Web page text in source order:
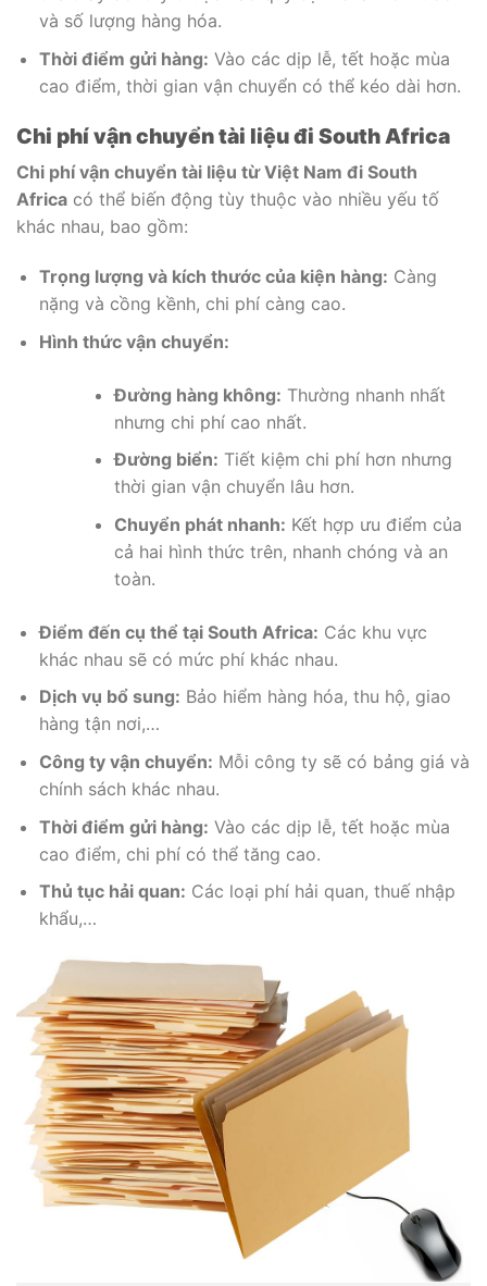
và số lượng hàng hóa.
Thời điểm gửi hàng: Vào các dịp lễ, tết hoặc mùa
cao điểm, thời gian vận chuyển có thể kéo dài hơn.
Chi phí vận chuyển tài liệu đi South Africa
Chi phí vận chuyển tài liệu từ Việt Nam đi South
Africa có thể biến động tùy thuộc vào nhiều yếu tố
khác nhau, bao gồm:
Trọng lượng và kích thước của kiện hàng: Càng
nặng và cồng kềnh, chi phí càng cao.
Hình thức vận chuyển:
Đường hàng không: Thường nhanh nhất
nhưng chi phí cao nhất.
Đường biển: Tiết kiệm chi phí hơn nhưng
thời gian vận chuyển lâu hơn.
Chuyển phát nhanh: Kết hợp ưu điểm của
cả hai hình thức trên, nhanh chóng và an
toàn.
Điểm đến cụ thể tại South Africa: Các khu vực
khác nhau sẽ có mức phí khác nhau.
Dịch vụ bổ sung: Bảo hiểm hàng hóa, thu hộ, giao
hàng tận nơi,…
Công ty vận chuyển: Mỗi công ty sẽ có bảng giá và
chính sách khác nhau.
Thời điểm gửi hàng: Vào các dịp lễ, tết hoặc mùa
cao điểm, chi phí có thể tăng cao.
Thủ tục hải quan: Các loại phí hải quan, thuế nhập
khẩu,…